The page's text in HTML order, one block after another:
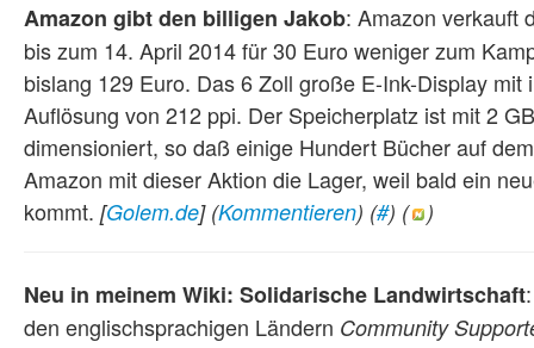
Amazon gibt den billigen Jakob: Amazon verkauft
bis zum 14. April 2014 für 30 Euro weniger zum
bislang 129 Euro. Das 6 Zoll große E-Ink-Display
Auflösung von 212 ppi. Der Speicherplatz ist mit 2
dimensioniert, so daß einige Hundert Bücher auf
Amazon mit dieser Aktion die Lager, weil bald ein
kommt. [Golem.de] (Kommentieren) (#) ( )
Neu in meinem Wiki: Solidarische Landwirtschaft
den englischsprachigen Ländern Community